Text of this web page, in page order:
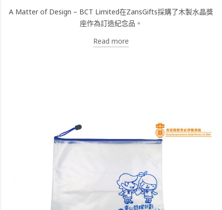
A Matter of Design – BCT Limited在ZansGifts採購了木製水晶獎
座作為訂造紀念品。
Read more